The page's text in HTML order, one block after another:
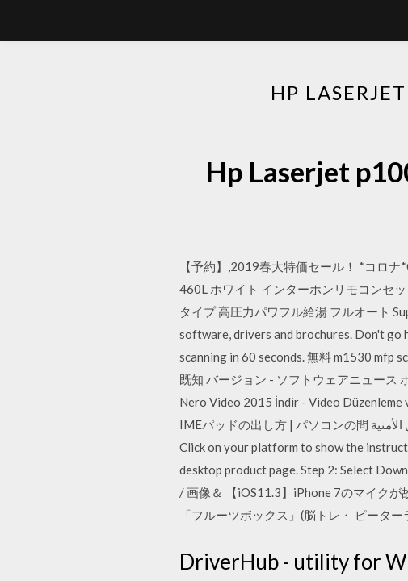
HP
Hp Laserjet
【予約】,2019春大特価セール！ *コロ
460L ホワイト インターホンリモコンセ
タイプ 高圧力パワフル給湯 フルオート
software, drivers and brochures. Don't go
scanning in 60 seconds. 無料 m1530 mfp
既知 バージョン - ソフトウェアニュース
Nero Video 2015 İndir - Video
IMEパッドの出し方 | パソコンの問 عمليات الاستغلال الأمنية Install Quik for desktop. Quik for desktop - Windows Quik for desktop - Mac
Click on your platform to show the
desktop product page. Step 2: Select
/ 画像＆ 【iOS11.3】iPhone 7のマイク
「フルーツボックス」(脳トレ・ ピータ
DriverHub - utility for